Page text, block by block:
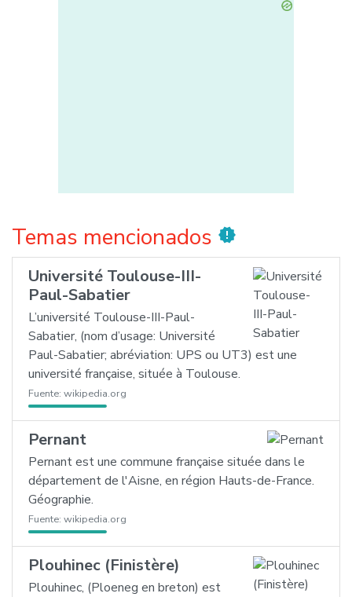
Temas mencionados new_releases
Université Toulouse-III-
Paul-Sabatier
L’université Toulouse-III-Paul-
Sabatier, (nom d’usage: Université
Paul-Sabatier; abréviation: UPS ou UT3) est une
université française, située à Toulouse.
Fuente: wikipedia.org
Pernant
Pernant est une commune française située dans le
département de l'Aisne, en région Hauts-de-France.
Géographie.
Fuente: wikipedia.org
Plouhinec (Finistère)
Plouhinec, (Ploeneg en breton) est